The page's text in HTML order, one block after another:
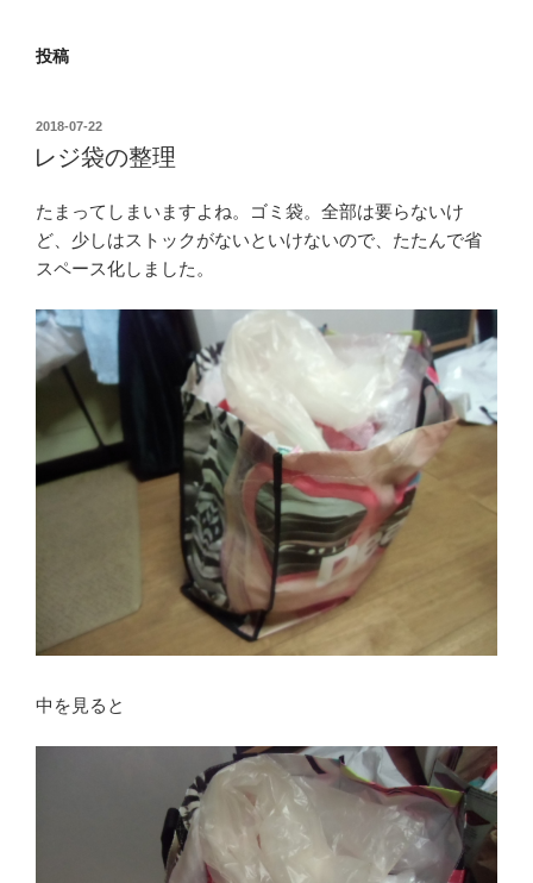
投稿
投
稿
日:
2018-07-22
レジ袋の整理
たまってしまいますよね。ゴミ袋。全部は要らないけ
ど、少しはストックがないといけないので、たたんで省
スペース化しました。
中を見ると